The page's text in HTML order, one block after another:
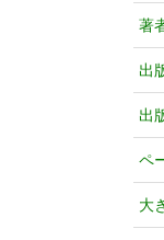
著
出
出
ペ
大